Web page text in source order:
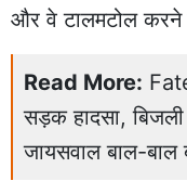
और वे टालमटोल करने
Read More:
सड़क हादसा,
जायसवाल बाल-बाल